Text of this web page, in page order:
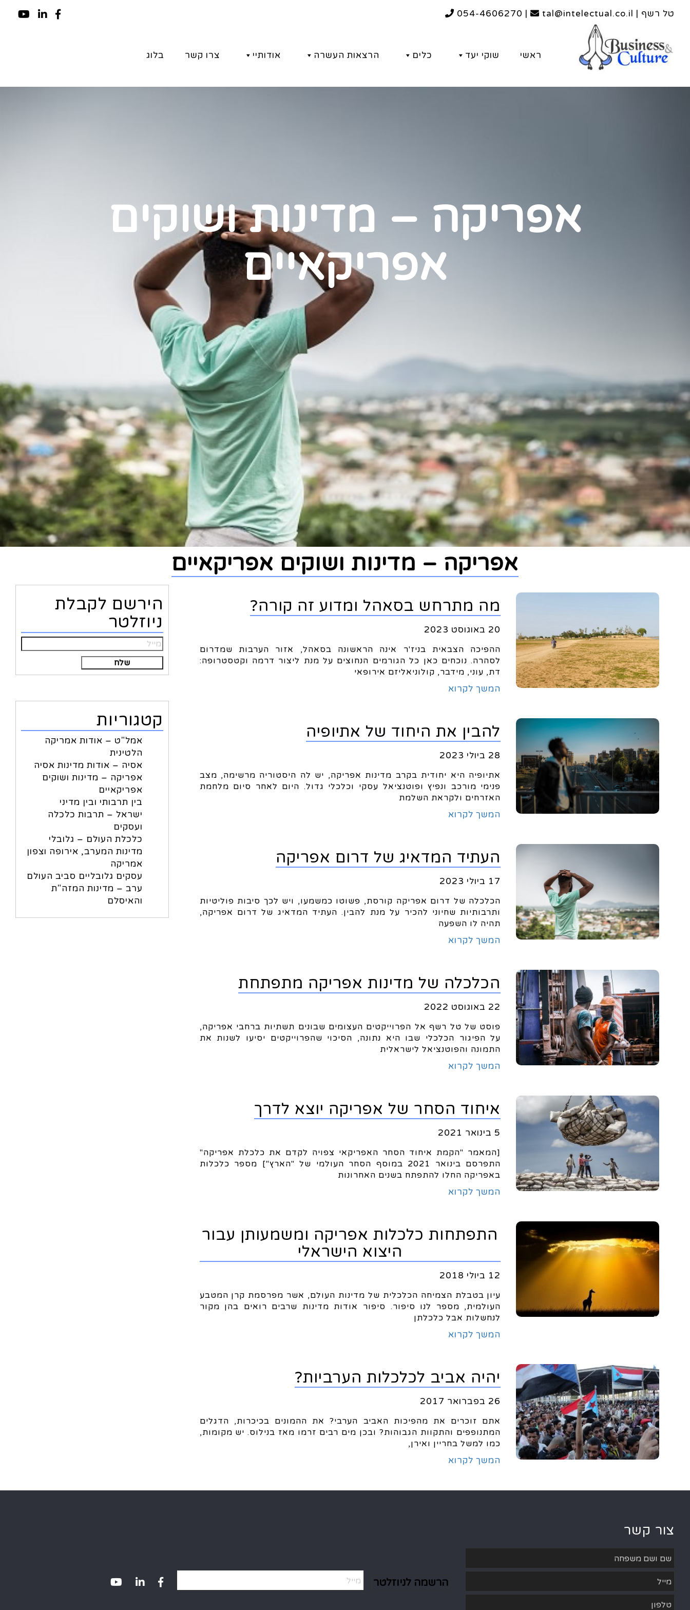
טל רשף | tal@intelectual.co.il |
054-4606270
ראשי שוקי יעד כלים הרצאות העשרה אודותיי צרו קשר בלוג
אפריקה – מדינות ושוקים
אפריקאיים
אפריקה – מדינות ושוקים אפריקאיים
מה מתרחש בסאהל ומדוע זה קורה?
20 באוגוסט 2023
ההפיכה הצבאית בניז'ר אינה הראשונה בסאהל, אזור הערבות שמדרום
לסהרה. נוכחים כאן כל הגורמים הנחוצים על מנת ליצור דרמה וקטסטרופה:
דת, עוני, מידבר, קולוניאליזם אירופאי
המשך לקרוא
להבין את היחוד של אתיופיה
28 ביולי 2023
אתיופיה היא יחודית בקרב מדינות אפריקה, יש לה היסטוריה מרשימה, מצב
פנימי מורכב ונפיץ ופוטנציאל עסקי וכלכלי גדול. היום לאחר סיום מלחמת
האזרחים ולקראת השלמת
המשך לקרוא
העתיד המדאיג של דרום אפריקה
17 ביולי 2023
הכלכלה של דרום אפריקה קורסת, פשוטו כמשמעו, ויש לכך סיבות פוליטיות
ותרבותיות שחיוני להכיר על מנת להבין. העתיד המדאיג של דרום אפריקה,
תהיה לו השפעה
המשך לקרוא
הכלכלה של מדינות אפריקה מתפתחת
22 באוגוסט 2022
פוסט של טל רשף אל הפרוייקטים העצומים שבונים תשתיות ברחבי אפריקה,
על הפיגור הכלכלי שבו היא נתונה, הסיכוי שהפרוייקטים יסיעו לשנות את
התמונה והפוטנציאל לישראלית
המשך לקרוא
איחוד הסחר של אפריקה יוצא לדרך
5 בינואר 2021
[המאמר "הקמת איחוד הסחר האפריקאי צפויה לקדם את כלכלת אפריקה"
התפרסם בינואר 2021 במוסף הסחר העולמי של "הארץ"] מספר כלכלות
באפריקה החלו להתפתח בשנים האחרונות
המשך לקרוא
התפתחות כלכלות אפריקה ומשמעותן עבור
היצוא הישראלי
12 ביולי 2018
עיון בטבלת הצמיחה הכלכלית של מדינות העולם, אשר מפרסמת קרן המטבע
העולמית, מספר לנו סיפור. סיפור אודות מדינות שרבים רואים בהן מקור
לנחשלות אבל כלכלתן
המשך לקרוא
יהיה אביב לכלכלות הערביות?
26 בפברואר 2017
אתם זוכרים את מהפיכות האביב הערבי? את ההמונים בכיכרות, הדגלים
המתנופפים והתקוות הגבוהות? ובכן מים רבים זרמו מאז בנילוס. יש מקומות,
כמו למשל בחריין ואירן,
המשך לקרוא
הירשם לקבלת
ניוזלטר
קטגוריות
אמל"ט – אודות אמריקה
הלטינית
אסיה – אודות מדינות אסיה
אפריקה – מדינות ושוקים
אפריקאיים
בין תרבותי ובין מדיני
ישראל – תרבות כלכלה
ועסקים
כלכלת העולם – גלובלי
מדינות המערב, אירופה וצפון
אמריקה
עסקים גלובליים סביב העולם
ערב – מדינות המזה"ת
והאיסלם
צור קשר